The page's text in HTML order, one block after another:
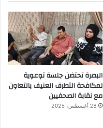
البصرة تحتضن جلسة توعوية
لمكافحة التطرف العنيف بالتعاون
مع نقابة الصحفيين
28 أغسطس، 2025